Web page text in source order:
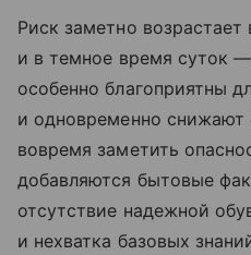
Риск заметно
и в темное время суток
особенно благоприятны
и одновременно снижают
вовремя заметить
добавляются бытовые
отсутствие надежной
и нехватка базовых